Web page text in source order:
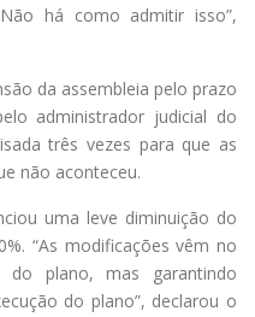
há como admitir isso”,
da assembleia pelo prazo
administrador judicial do
três vezes para que as
não aconteceu.
uma leve diminuição do
“As modificações vêm no
do plano, mas garantindo
do plano”, declarou o